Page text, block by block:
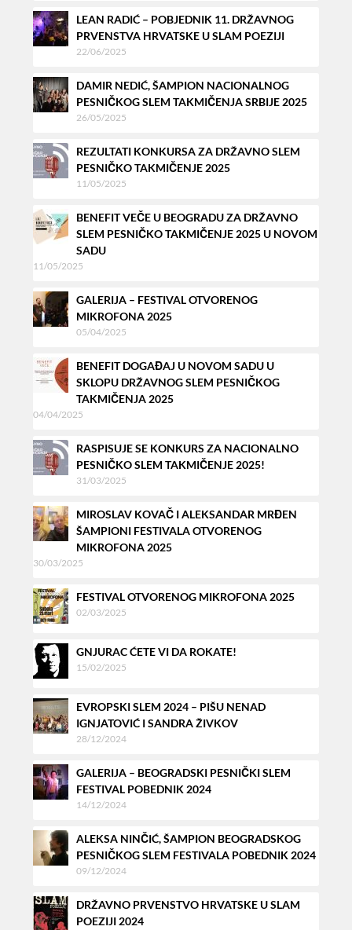
LEAN RADIĆ – POBJEDNIK 11. DRŽAVNOG
PRVENSTVA HRVATSKE U SLAM POEZIJI
22/06/2025
DAMIR NEDIĆ, ŠAMPION NACIONALNOG
PESNIČKOG SLEM TAKMIČENJA SRBIJE 2025
26/05/2025
REZULTATI KONKURSA ZA DRŽAVNO SLEM
PESNIČKO TAKMIČENJE 2025
11/05/2025
BENEFIT VEČE U BEOGRADU ZA DRŽAVNO
SLEM PESNIČKO TAKMIČENJE 2025 U NOVOM
SADU
11/05/2025
GALERIJA – FESTIVAL OTVORENOG
MIKROFONA 2025
05/04/2025
BENEFIT DOGAĐAJ U NOVOM SADU U
SKLOPU DRŽAVNOG SLEM PESNIČKOG
TAKMIČENJA 2025
04/04/2025
RASPISUJE SE KONKURS ZA NACIONALNO
PESNIČKO SLEM TAKMIČENJE 2025!
31/03/2025
MIROSLAV KOVAČ I ALEKSANDAR MRĐEN
ŠAMPIONI FESTIVALA OTVORENOG
MIKROFONA 2025
30/03/2025
FESTIVAL OTVORENOG MIKROFONA 2025
02/03/2025
GNJURAC ĆETE VI DA ROKATE!
15/02/2025
EVROPSKI SLEM 2024 – PIŠU NENAD
IGNJATOVIĆ I SANDRA ŽIVKOV
28/12/2024
GALERIJA – BEOGRADSKI PESNIČKI SLEM
FESTIVAL POBEDNIK 2024
14/12/2024
ALEKSA NINČIĆ, ŠAMPION BEOGRADSKOG
PESNIČKOG SLEM FESTIVALA POBEDNIK 2024
09/12/2024
DRŽAVNO PRVENSTVO HRVATSKE U SLAM
POEZIJI 2024